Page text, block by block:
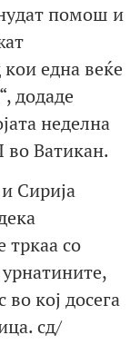
помош и
една веќе
додаде
неделна
во Ватикан.
Сирија
тркаа со
кој досега
сд/